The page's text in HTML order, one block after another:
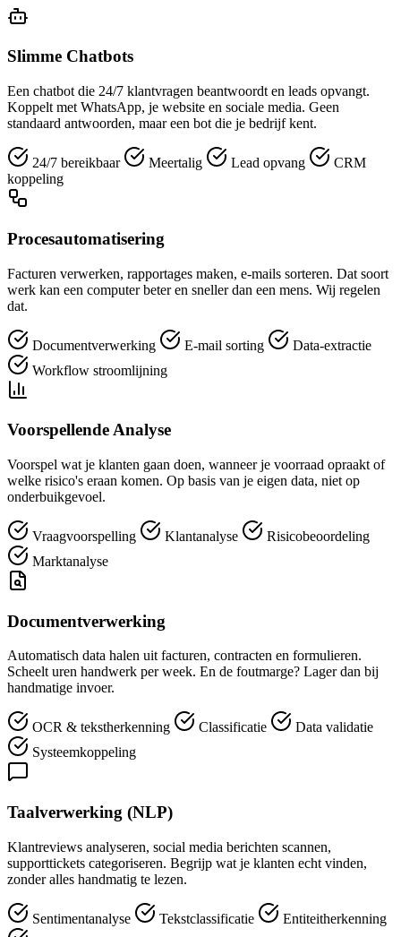
Slimme Chatbots
Een chatbot die 24/7 klantvragen beantwoordt en leads opvangt.
Koppelt met WhatsApp, je website en sociale media. Geen
standaard antwoorden, maar een bot die je bedrijf kent.
24/7 bereikbaar Meertalig Lead opvang
CRM
koppeling
Procesautomatisering
Facturen verwerken, rapportages maken, e-mails sorteren. Dat soort
werk kan een computer beter en sneller dan een mens. Wij regelen
dat.
Documentverwerking E-mail sorting
Data-extractie
Workflow stroomlijning
Voorspellende Analyse
Voorspel wat je klanten gaan doen, wanneer je voorraad opraakt of
welke risico's eraan komen. Op basis van je eigen data, niet op
onderbuikgevoel.
Vraagvoorspelling Klantanalyse
Risicobeoordeling
Marktanalyse
Documentverwerking
Automatisch data halen uit facturen, contracten en formulieren.
Scheelt uren handwerk per week. En de foutmarge? Lager dan bij
handmatige invoer.
OCR & tekstherkenning Classificatie
Data validatie
Systeemkoppeling
Taalverwerking (NLP)
Klantreviews analyseren, social media berichten scannen,
supporttickets categoriseren. Begrijp wat je klanten echt vinden,
zonder alles handmatig te lezen.
Sentimentanalyse Tekstclassificatie
Entiteitherkenning